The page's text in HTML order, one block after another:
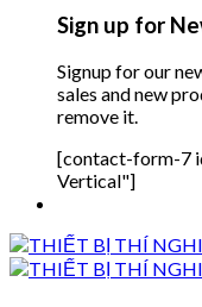
Sign up for
Signup for our
sales and new
remove it.
[contact-form-7
Vertical"]